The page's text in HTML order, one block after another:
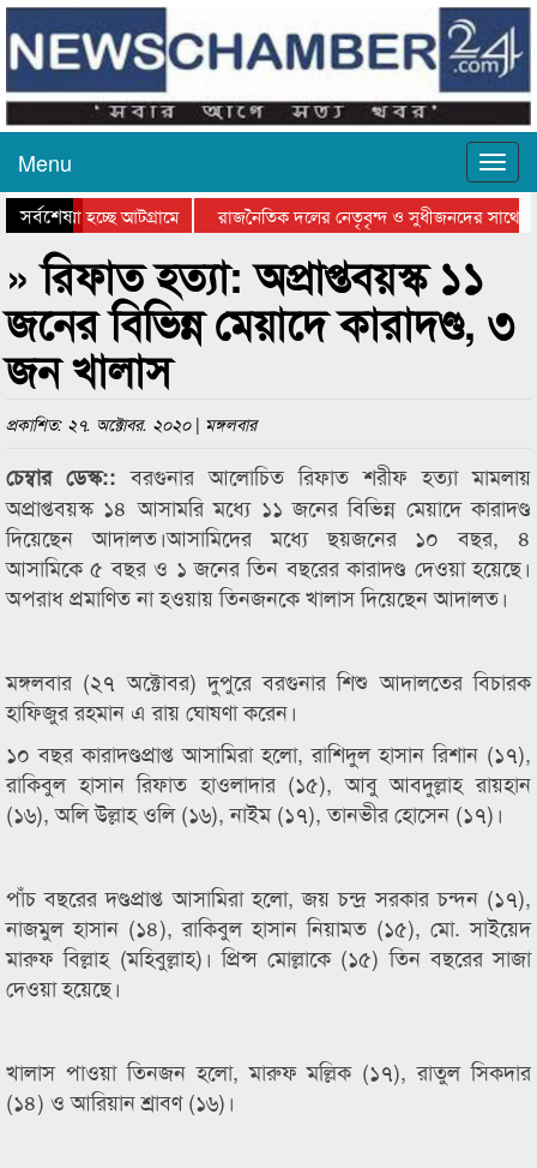
Menu
সর্বশেষ
যাওয়া হচ্ছে আটগ্রামে
রাজনৈতিক দলের নেতৃবৃন্দ ও সুধীজনদের সাথে
পুরস্কার বিতরণ সম্পন্ন
» রিফাত হত্যা: অপ্রাপ্তবয়স্ক ১১
জনের বিভিন্ন মেয়াদে কারাদণ্ড, ৩
জন খালাস
প্রকাশিত: ২৭. অক্টোবর. ২০২০ | মঙ্গলবার
চেম্বার ডেস্ক::বরগুনার আলোচিত রিফাত শরীফ হত্যা মামলায়
অপ্রাপ্তবয়স্ক ১৪ আসামরি মধ্যে ১১ জনের বিভিন্ন মেয়াদে কারাদণ্ড
দিয়েছেন আদালত।আসামিদের মধ‌্যে ছয়জনের ১০ বছর, ৪
আসামিকে ৫ বছর ও ১ জনের তিন বছরের কারাদণ্ড দেওয়া হয়েছে।
অপরাধ প্রমাণিত না হওয়ায় তিনজনকে খালাস দিয়েছেন আদালত।
মঙ্গলবার (২৭ অক্টোবর) দুপুরে বরগুনার শিশু আদালতের বিচারক
হাফিজুর রহমান এ রায় ঘোষণা করেন।
১০ বছর কারাদণ্ডপ্রাপ্ত আসামিরা হলো, রাশিদুল হাসান রিশান (১৭),
রাকিবুল হাসান রিফাত হাওলাদার (১৫), আবু আবদুল্লাহ রায়হান
(১৬), অলি উল্লাহ ওলি (১৬), নাইম (১৭), তানভীর হোসেন (১৭)।
পাঁচ বছরের দণ্ডপ্রাপ্ত আসামিরা হলো, জয় চন্দ্র সরকার চন্দন (১৭),
নাজমুল হাসান (১৪), রাকিবুল হাসান নিয়ামত (১৫), মো. সাইয়েদ
মারুফ বিল্লাহ (মহিবুল্লাহ)। প্রিন্স মোল্লাকে (১৫) তিন বছরের সাজা
দেওয়া হয়েছে।
খালাস পাওয়া তিনজন হলো, মারুফ মল্লিক (১৭), রাতুল সিকদার
(১৪) ও আরিয়ান শ্রাবণ (১৬)।